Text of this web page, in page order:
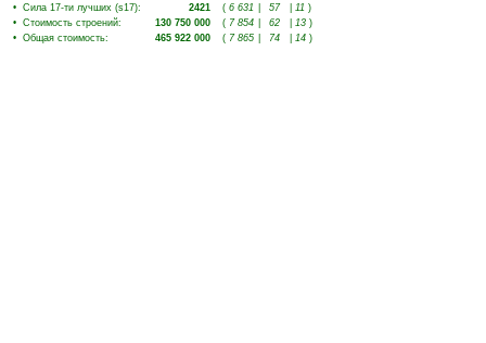
• Сила 17-ти лучших (s17): 2421 ( 6 631 57 11 )
• Стоимость строений: 130 750 000 ( 7 854 62 13 )
• Общая стоимость: 465 922 000 ( 7 865 74 14 )